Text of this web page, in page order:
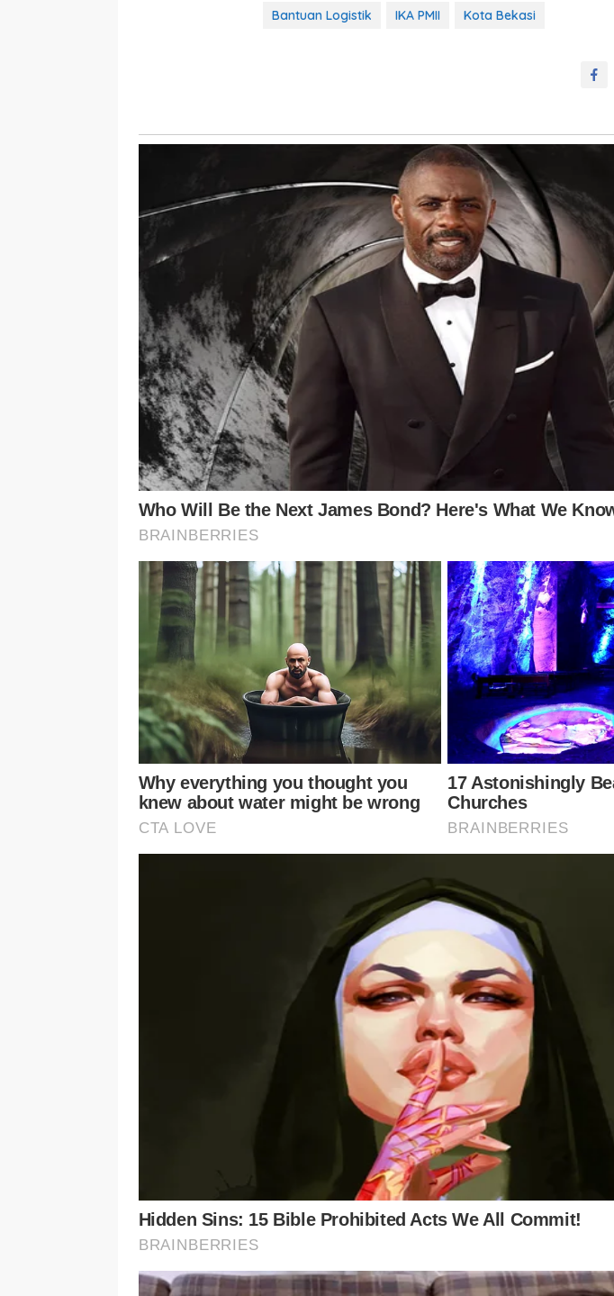
Bantuan Logistik IKA PMII Kota Bekasi